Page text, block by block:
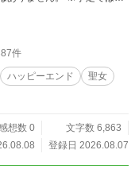
主人公は陵辱されない
件
ハッピーエンド
聖女
想数 0
文字数 6,863
登録日 2026.08.07